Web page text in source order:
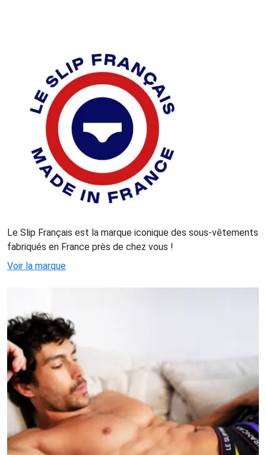
Le Slip Français est la marque iconique des sous-vêtements
fabriqués en France près de chez vous !
Voir la marque